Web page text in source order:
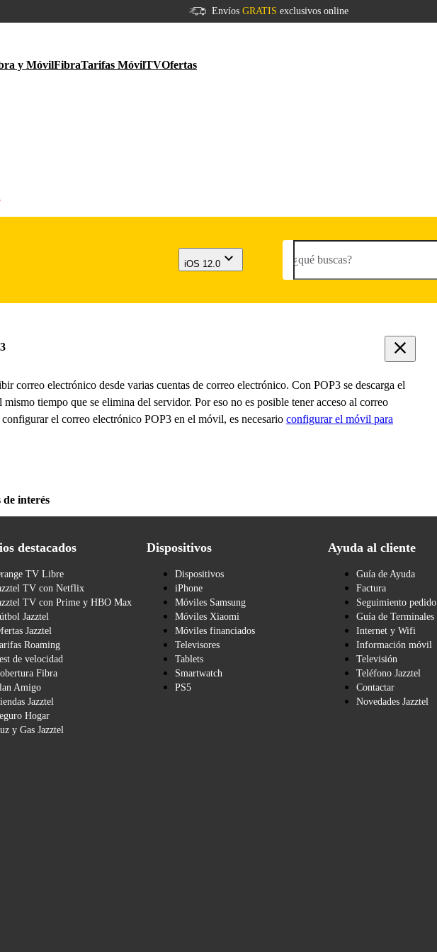
Envíos GRATIS exclusivos online
y MóvilFibraTarifas MóvilTVOfertas
iOS 12.0 ¿qué buscas?
correo electrónico desde varias cuentas de correo electrónico. Con POP3 se descarga el
tiempo que se elimina del servidor. Por eso no es posible tener acceso al correo
el correo electrónico POP3 en el móvil, es necesario configurar el móvil para
de interés
destacados
TV Libre
TV con Netflix
TV con Prime y HBO Max
Jazztel
Jazztel
Roaming
de velocidad
Fibra
Amigo
Jazztel
Hogar
y Gas Jazztel
Dispositivos
Dispositivos
iPhone
Móviles Samsung
Móviles Xiaomi
Móviles financiados
Televisores
Tablets
Smartwatch
PS5
Ayuda al cliente
Guía de Ayuda
Factura
Seguimiento pedido
Guía de Terminales
Internet y Wifi
Información móvil
Televisión
Teléfono Jazztel
Contactar
Novedades Jazztel